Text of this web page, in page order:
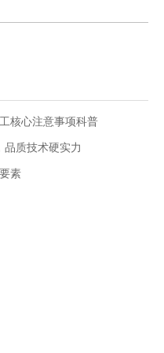
核心注意事项科普
品质技术硬实力
素